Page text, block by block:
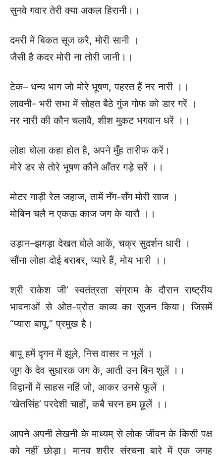
सुनवे गवार तेरी क्या अकल हिरानी।।
दमरी में बिकत सूज करै, मोरी सानी ।
जैसी है कदर मोरी ना तोरी जानी।।
टेक– धन्य भाग जो मोरे भूषण, पहरत हैं नर नारी ।।
लावनी- भरी सभा में सोहत बैठे गुंज गोफ को डार गरें ।
नर नारी की कौन चलावै, शीश मुकट भगवान धरें ।।
लोहा बोला कहा होत है, अपने मुँह तारीफ करें।
मोरे डर से तोरे भूषण कौने आँतर गड़े सरें ।।
मोटर गाड़ी रेल जहाज, तामें नँग-सँग मोरी साज ।
मोबिन चलै न एकऊ काज जग के यारौ ।।
उड़ान–झगड़ा देखत बोले आकें, चक्र सुदर्शन धारी ।
सौंना लोहा दोई बराबर, प्यारे हैं, मोय भारी ।।
श्री राकेश जी’ स्वतंत्रता संग्राम के दौरान राष्ट्रीय
भावनाओं से ओत-प्रोत काव्य का सुजन किया। जिसमें
“प्यारा बापू,” प्रमुख है।
बापू हमें दृगन में झूले, निस वासर न भूलें ।
जुग के देव सुधारक जग के, आती उन बिन शूलें ।।
विद्वानों में साहस नहिं जो, आकर उनसे फूलें ।
‘खेतसिंह’ परदेशी चाहों, कबै चरन हम छूलें ।।
आपने अपनी लेखनी के माध्यम् से लोक जीवन के किसी पक्ष
को नहीं छोड़ा। मानव शरीर संरचना बारे में एक जगह